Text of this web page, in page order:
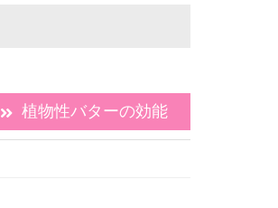
植物性バターの効能